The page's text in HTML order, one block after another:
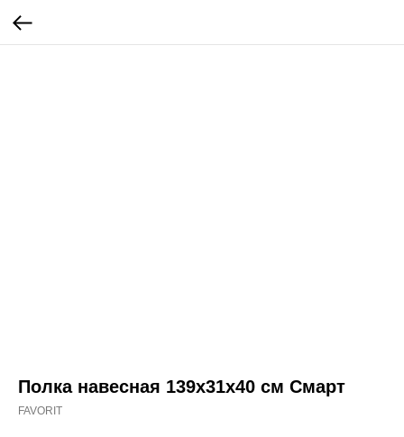
Полка навесная 139x31x40 см Смарт
FAVORIT